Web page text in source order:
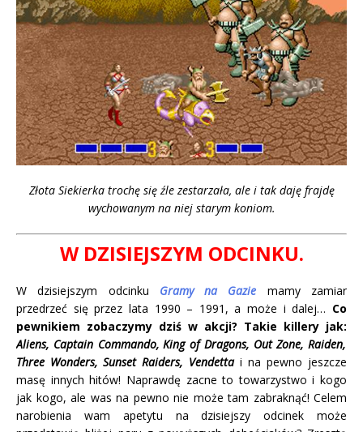
Złota Siekierka trochę się źle zestarzała, ale i tak daję frajdę
wychowanym na niej starym koniom.
W DZISIEJSZYM ODCINKU.
W dzisiejszym odcinku Gramy na Gazie mamy zamiar
przedrzeć się przez lata 1990 – 1991, a może i dalej… Co
pewnikiem zobaczymy dziś w akcji? Takie killery jak:
Aliens, Captain Commando, King of Dragons, Out Zone, Raiden,
Three Wonders, Sunset Raiders, Vendetta i na pewno jeszcze
masę innych hitów! Naprawdę zacne to towarzystwo i kogo
jak kogo, ale was na pewno nie może tam zabraknąć! Celem
narobienia wam apetytu na dzisiejszy odcinek może